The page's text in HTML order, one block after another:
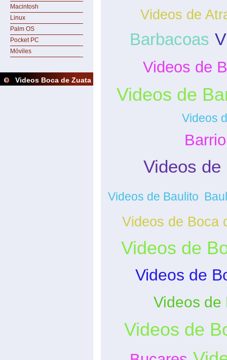
Macintosh
Linux
Palm OS
Pocket PC
Móviles
Videos Boca de Zuata
Videos de
Barbacoas
Videos de
Videos de
Videos
Videos
Videos de Baulito
Videos de Boca
Videos de
Videos de
Videos de
Videos de